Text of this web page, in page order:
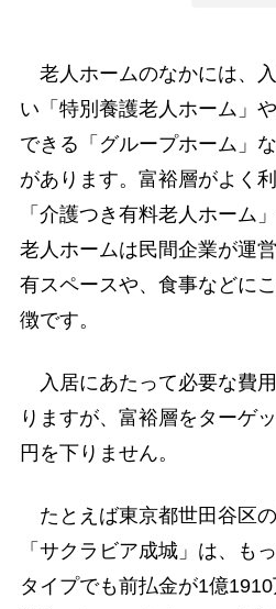
老人ホームのなかには、
い「特別養護老人ホーム」
できる「グループホーム」
があります。富裕層がよく
「介護つき有料老人ホーム
老人ホームは民間企業が運
有スペースや、食事などに
徴です。
入居にあたって必要な費
りますが、富裕層をターゲ
円を下りません。
たとえば東京都世田谷区
「サクラビア成城」は、も
タイプでも前払金が1億